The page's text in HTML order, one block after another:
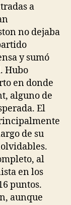
a
no dejaba
y sumó
Hubo
en donde
alguno de
El
de su
al
en los
puntos.
aunque